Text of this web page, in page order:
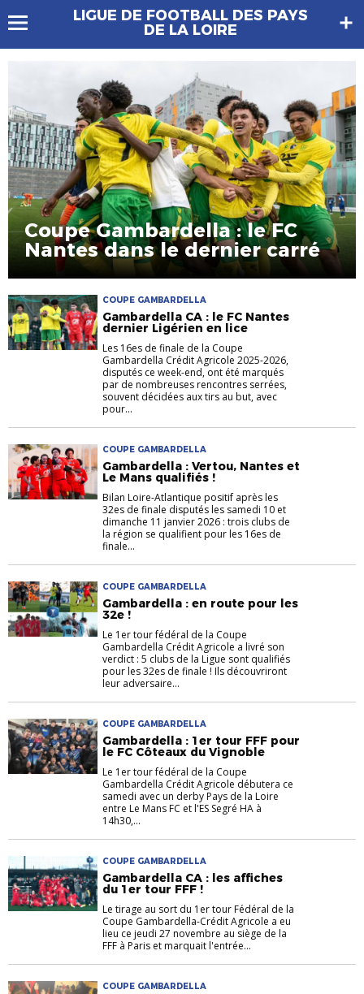
LIGUE DE FOOTBALL DES PAYS
DE LA LOIRE
Coupe Gambardella : le FC
Nantes dans le dernier carré
COUPE GAMBARDELLA
Gambardella CA : le FC Nantes
dernier Ligérien en lice
Les 16es de finale de la Coupe
Gambardella Crédit Agricole 2025-2026,
disputés ce week-end, ont été marqués
par de nombreuses rencontres serrées,
souvent décidées aux tirs au but, avec
pour...
COUPE GAMBARDELLA
Gambardella : Vertou, Nantes et
Le Mans qualifiés !
Bilan Loire-Atlantique positif après les
32es de finale disputés les samedi 10 et
dimanche 11 janvier 2026 : trois clubs de
la région se qualifient pour les 16es de
finale...
COUPE GAMBARDELLA
Gambardella : en route pour les
32e !
Le 1er tour fédéral de la Coupe
Gambardella Crédit Agricole a livré son
verdict : 5 clubs de la Ligue sont qualifiés
pour les 32es de finale ! Ils découvriront
leur adversaire...
COUPE GAMBARDELLA
Gambardella : 1er tour FFF pour
le FC Côteaux du Vignoble
Le 1er tour fédéral de la Coupe
Gambardella Crédit Agricole débutera ce
samedi avec un derby Pays de la Loire
entre Le Mans FC et l'ES Segré HA à
14h30,...
COUPE GAMBARDELLA
Gambardella CA : les affiches
du 1er tour FFF !
Le tirage au sort du 1er tour Fédéral de la
Coupe Gambardella-Crédit Agricole a eu
lieu ce jeudi 27 novembre au siège de la
FFF à Paris et marquait l'entrée...
COUPE GAMBARDELLA